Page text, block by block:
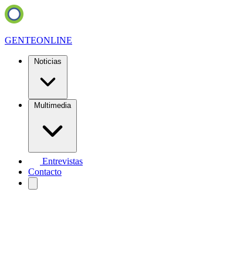
GENTEONLINE
Noticias
Multimedia
Entrevistas
Contacto